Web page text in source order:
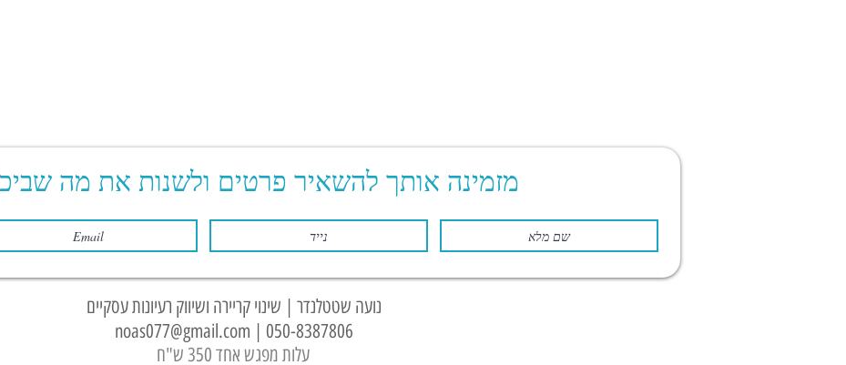
מזמינה אותך להשאיר פרטים ולשנות את מה
נועה שטטלנדר | שינוי קריירה ושיווק רעיונות עסקיים
050-8387806
|
noas077@gmail.com
עלות מפגש אחד 350 ש"ח